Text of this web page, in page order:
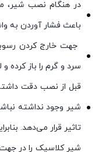
در هنگام نصب شیر،
باعث فشار آوردن به
جهت خارج کردن
سرد و گرم را باز کرده
قبل از نصب دقت
شیر وجود نداشته
تاثیر قرار می‌دهد.
شیر کلاسیک را در